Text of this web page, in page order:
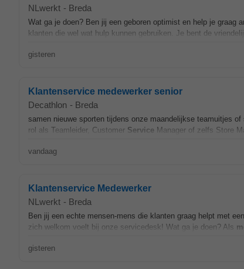
NLwerkt - Breda
Wat ga je doen? Ben jij een geboren optimist en help je graag
klanten die wel wat hulp kunnen gebruiken. Je bent de
gisteren
Klantenservice medewerker senior
Decathlon - Breda
samen nieuwe sporten tijdens onze maandelijkse teamuitjes
rol als Teamleider, Customer Service Manager of zelfs Store
vandaag
Klantenservice Medewerker
NLwerkt - Breda
Ben jij een echte mensen-mens die klanten graag helpt met
zich welkom voelt bij onze servicedesk! Wat ga je doen? Als
gisteren